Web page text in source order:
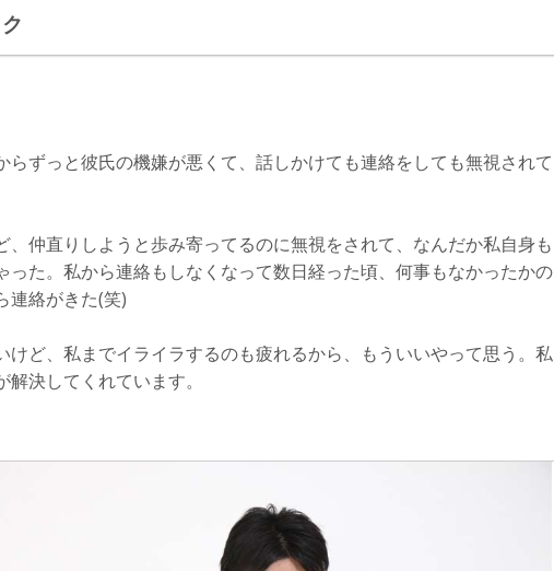
らずっと彼氏の機嫌が悪くて、話しかけても連絡をしても無視されて
、仲直りしようと歩み寄ってるのに無視をされて、なんだか私自身も
った。私から連絡もしなくなって数日経った頃、何事もなかったかの
連絡がきた(笑)
けど、私までイライラするのも疲れるから、もういいやって思う。私
決してくれています。